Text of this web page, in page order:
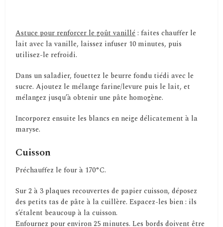
Astuce pour renforcer le goût vanillé : faites chauffer le
lait avec la vanille, laissez infuser 10 minutes, puis
utilisez-le refroidi.
Dans un saladier, fouettez le beurre fondu tiédi avec le
sucre. Ajoutez le mélange farine/levure puis le lait, et
mélangez jusqu’à obtenir une pâte homogène.
Incorporez ensuite les blancs en neige délicatement à la
maryse.
Cuisson
Préchauffez le four à 170°C.
Sur 2 à 3 plaques recouvertes de papier cuisson, déposez
des petits tas de pâte à la cuillère. Espacez-les bien : ils
s’étalent beaucoup à la cuisson.
Enfournez pour environ 25 minutes. Les bords doivent être